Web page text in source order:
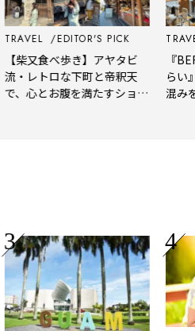
TRAVEL EDITOR'S PICK
【柴又食べ歩き】アヤタビ
流・レトロな下町と帝釈天
で、心とお腹を満たすショー
『
らい
混み